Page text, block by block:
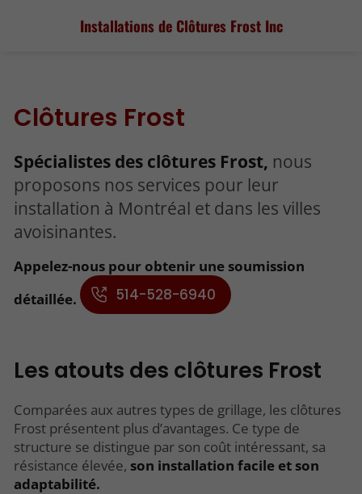
Installations de Clôtures Frost Inc
Clôtures Frost
Spécialistes des clôtures Frost, nous
proposons nos services pour leur
installation à Montréal et dans les villes
avoisinantes.
Appelez-nous pour obtenir une soumission
détaillée.
514-528-6940
Les atouts des clôtures Frost
Comparées aux autres types de grillage, les clôtures
Frost présentent plus d’avantages. Ce type de
structure se distingue par son coût intéressant, sa
résistance élevée, son installation facile et son
adaptabilité.